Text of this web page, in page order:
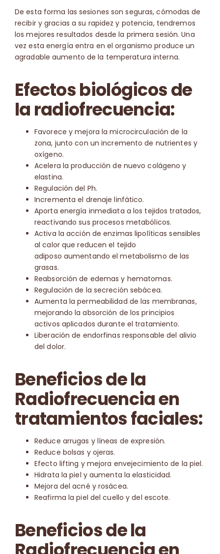
De esta forma las sesiones son seguras, cómodas de
recibir y gracias a su rapidez y potencia, tendremos
los mejores resultados desde la primera sesión. Una
vez esta energía entra en el organismo produce un
agradable aumento de la temperatura interna.
Efectos biológicos de
la radiofrecuencia:
Favorece y mejora la microcirculación de la
zona, junto con un incremento de nutrientes y
oxígeno.
Acelera la producción de nuevo colágeno y
elastina.
Regulación del Ph.
Incrementa el drenaje linfático.
Aporta energía inmediata a los tejidos tratados,
reactivando sus procesos metabólicos.
Activa la acción de enzimas lipolíticas sensibles
al calor que reducen el tejido
adiposo aumentando el metabolismo de las
grasas.
Reabsorción de edemas y hematomas.
Regulación de la secreción sebácea.
Aumenta la permeabilidad de las membranas,
mejorando la absorción de los principios
activos aplicados durante el tratamiento.
Liberación de endorfinas responsable del alivio
del dolor.
Beneficios de la
Radiofrecuencia en
tratamientos faciales:
Reduce arrugas y líneas de expresión.
Reduce bolsas y ojeras.
Efecto lifting y mejora envejecimiento de la piel.
Hidrata la piel y aumenta la elasticidad.
Mejora del acné y rosácea.
Reafirma la piel del cuello y del escote.
Beneficios de la